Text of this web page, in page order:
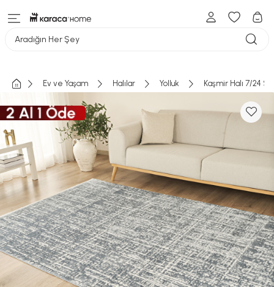
Aradığın Her Şey
Ev ve Yaşam Halılar Yolluk Kaşmir Halı 7/24